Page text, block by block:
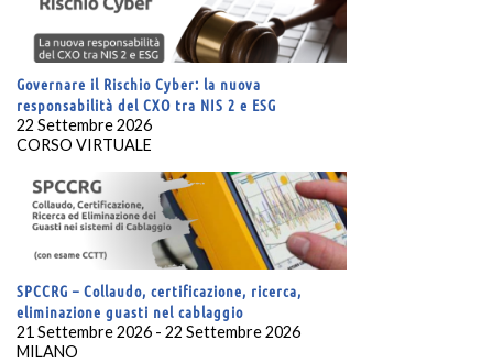
Governare il Rischio Cyber: la nuova
responsabilità del CXO tra NIS 2 e ESG
22 Settembre 2026
CORSO VIRTUALE
SPCCRG – Collaudo, certificazione, ricerca,
eliminazione guasti nel cablaggio
21 Settembre 2026 - 22 Settembre 2026
MILANO